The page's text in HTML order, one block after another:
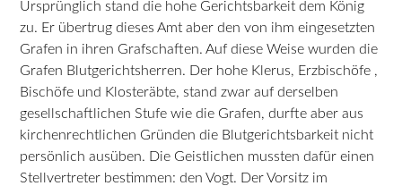
Ursprünglich stand die hohe Gerichtsbarkeit dem König
zu. Er übertrug dieses Amt aber den von ihm eingesetzten
Grafen in ihren Grafschaften. Auf diese Weise wurden die
Grafen Blutgerichtsherren. Der hohe Klerus, Erzbischöfe ,
Bischöfe und Klosteräbte, stand zwar auf derselben
gesellschaftlichen Stufe wie die Grafen, durfte aber aus
kirchenrechtlichen Gründen die Blutgerichtsbarkeit nicht
persönlich ausüben. Die Geistlichen mussten dafür einen
Stellvertreter bestimmen: den Vogt. Der Vorsitz im